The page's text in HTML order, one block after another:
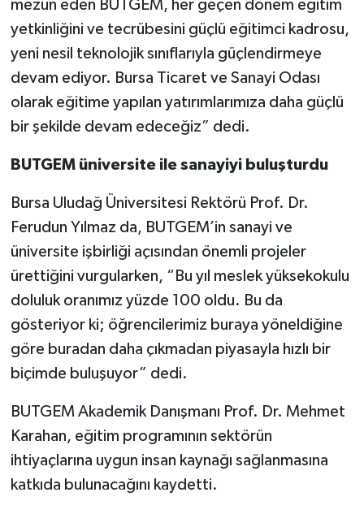
mezun eden BUTGEM, her geçen dönem eğitim
yetkinliğini ve tecrübesini güçlü eğitimci kadrosu,
yeni nesil teknolojik sınıflarıyla güçlendirmeye
devam ediyor. Bursa Ticaret ve Sanayi Odası
olarak eğitime yapılan yatırımlarımıza daha güçlü
bir şekilde devam edeceğiz” dedi.
BUTGEM üniversite ile sanayiyi buluşturdu
Bursa Uludağ Üniversitesi Rektörü Prof. Dr.
Ferudun Yılmaz da, BUTGEM’in sanayi ve
üniversite işbirliği açısından önemli projeler
ürettiğini vurgularken, “Bu yıl meslek yüksekokulu
doluluk oranımız yüzde 100 oldu. Bu da
gösteriyor ki; öğrencilerimiz buraya yöneldiğine
göre buradan daha çıkmadan piyasayla hızlı bir
biçimde buluşuyor” dedi.
BUTGEM Akademik Danışmanı Prof. Dr. Mehmet
Karahan, eğitim programının sektörün
ihtiyaçlarına uygun insan kaynağı sağlanmasına
katkıda bulunacağını kaydetti.